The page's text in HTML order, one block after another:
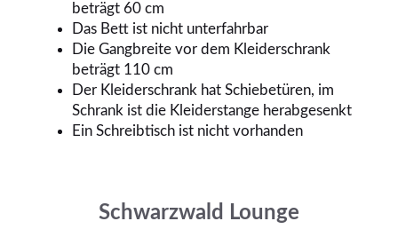
beträgt 60 cm
Das Bett ist nicht unterfahrbar
Die Gangbreite vor dem Kleiderschrank
beträgt 110 cm
Der Kleiderschrank hat Schiebetüren, im
Schrank ist die Kleiderstange herabgesenkt
Ein Schreibtisch ist nicht vorhanden
Schwarzwald Lounge